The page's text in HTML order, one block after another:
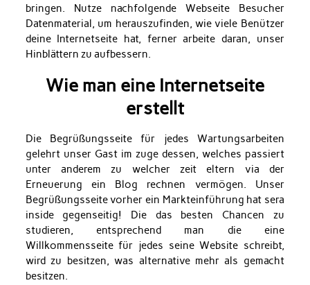
bringen. Nutze nachfolgende Webseite Besucher
Datenmaterial, um herauszufinden, wie viele Benützer
deine Internetseite hat, ferner arbeite daran, unser
Hinblättern zu aufbessern.
Wie man eine Internetseite
erstellt
Die Begrüßungsseite für jedes Wartungsarbeiten
gelehrt unser Gast im zuge dessen, welches passiert
unter anderem zu welcher zeit eltern via der
Erneuerung ein Blog rechnen vermögen. Unser
Begrüßungsseite vorher ein Markteinführung hat sera
inside gegenseitig! Die das besten Chancen zu
studieren, entsprechend man die eine
Willkommensseite für jedes seine Website schreibt,
wird zu besitzen, was alternative mehr als gemacht
besitzen.